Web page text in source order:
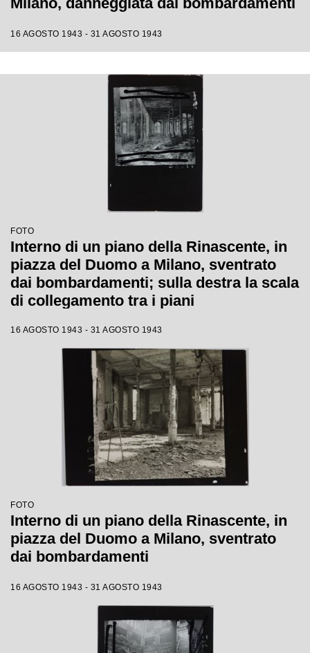
16 AGOSTO 1943 - 31 AGOSTO 1943
FOTO
Interno di un piano della Rinascente, in
piazza del Duomo a Milano, sventrato
dai bombardamenti; sulla destra la scala
di collegamento tra i piani
16 AGOSTO 1943 - 31 AGOSTO 1943
FOTO
Interno di un piano della Rinascente, in
piazza del Duomo a Milano, sventrato
dai bombardamenti
16 AGOSTO 1943 - 31 AGOSTO 1943